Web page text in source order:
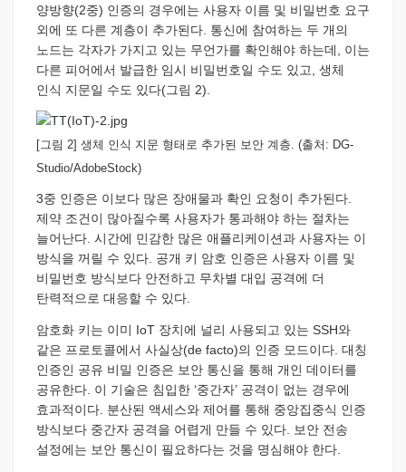
양방향(2중) 인증의 경우에는 사용자 이름 및 비밀번호 요구
외에 또 다른 계층이 추가된다. 통신에 참여하는 두 개의
노드는 각자가 가지고 있는 무언가를 확인해야 하는데, 이는
다른 피어에서 발급한 임시 비밀번호일 수도 있고, 생체
인식 지문일 수도 있다(그림 2).
[그림 2] 생체 인식 지문 형태로 추가된 보안 계층. (출처: DG-
Studio/AdobeStock)
3중 인증은 이보다 많은 장애물과 확인 요청이 추가된다.
제약 조건이 많아질수록 사용자가 통과해야 하는 절차는
늘어난다. 시간에 민감한 많은 애플리케이션과 사용자는 이
방식을 꺼릴 수 있다. 공개 키 암호 인증은 사용자 이름 및
비밀번호 방식보다 안전하고 무차별 대입 공격에 더
탄력적으로 대응할 수 있다.
암호화 키는 이미 IoT 장치에 널리 사용되고 있는 SSH와
같은 프로토콜에서 사실상(de facto)의 인증 모드이다. 대칭
인증인 공유 비밀 인증은 보안 통신을 통해 개인 데이터를
공유한다. 이 기술은 침입한 ‘중간자’ 공격이 없는 경우에
효과적이다. 분산된 액세스와 제어를 통해 중앙집중식 인증
방식보다 중간자 공격을 어렵게 만들 수 있다. 보안 전송
설정에는 보안 통신이 필요하다는 것을 명심해야 한다.